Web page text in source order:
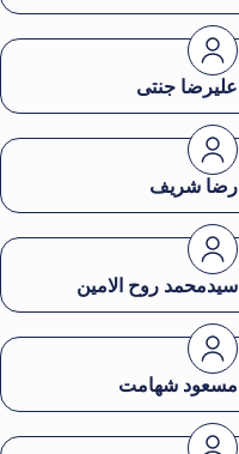
علیرضا جنتی
رضا شریف
سیدمحمد روح الامین
مسعود شهامت